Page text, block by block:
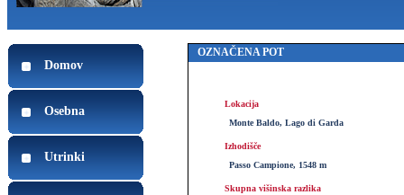
Domov
Osebna
Utrinki
OZNAČENA POT
Lokacija
Monte Baldo, Lago di Garda
Izhodišče
Passo Campione, 1548 m
Skupna višinska razlika